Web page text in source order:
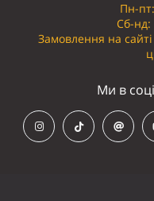
Пн-
Сб-нд:
Замовлення на
Ми в